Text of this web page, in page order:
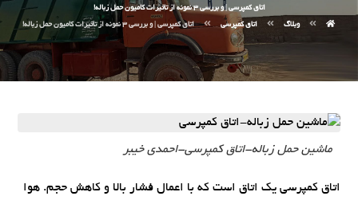
اتاق کمپرسی | و بررسی 3 نمونه از تاثیرات کامیون حمل زباله!
وبلاگ اتاق کمپرسی اتاق کمپرسی | و بررسی 3 نمونه از تاثیرات کامیون حمل زباله!
ماشین حمل زباله-اتاق کمپرسی-احمدی خیبر
اتاق کمپرسی یک اتاق است که با اعمال فشار بالا و کاهش حجم. هوا